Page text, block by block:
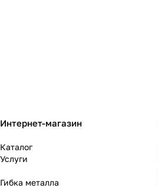
Интернет-магазин
Каталог
Услуги
Гибка металла